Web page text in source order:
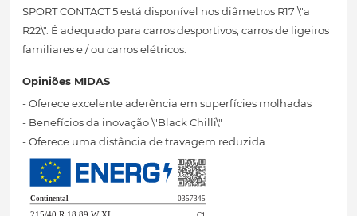
SPORT CONTACT 5 está disponível nos diâmetros R17 \"a
R22\". É adequado para carros desportivos, carros de ligeiros
familiares e / ou carros elétricos.
Opiniões MIDAS
- Oferece excelente aderência em superfícies molhadas
- Benefícios da inovação \"Black Chilli\"
- Oferece uma distância de travagem reduzida